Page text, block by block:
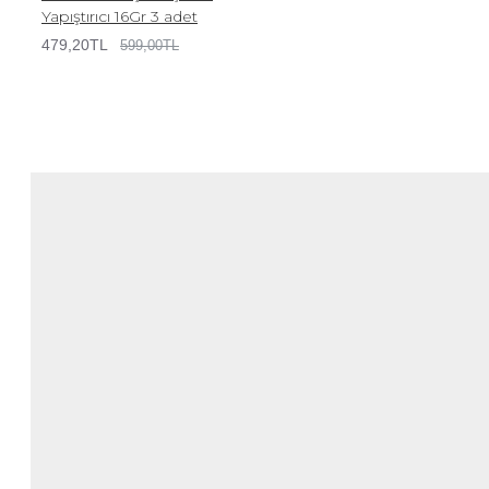
Yapıştırıcı 16Gr 3 adet
479,20TL 599,00TL